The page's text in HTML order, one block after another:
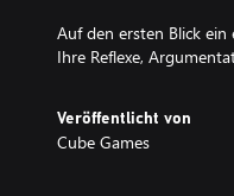
Auf den ersten Blick
Ihre Reflexe,
Veröffentlicht von
Cube Games